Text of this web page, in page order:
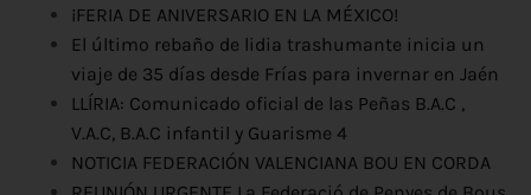
¡FERIA DE ANIVERSARIO EN LA MÉXICO!
El último rebaño de lidia trashumante inicia un
viaje de 35 días desde Frías para invernar en Jaén
LLÍRIA: Comunicado oficial de las Peñas B.A.C ,
V.A.C, B.A.C infantil y Guarisme 4
NOTICIA FEDERACIÓN VALENCIANA BOU EN CORDA